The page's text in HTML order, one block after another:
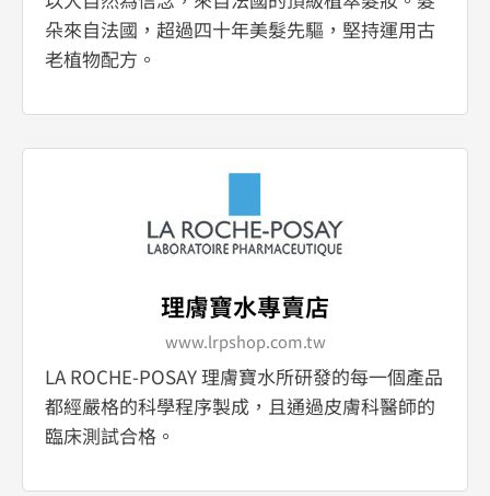
朵來自法國，超過四十年美髮先驅，堅持運用古
老植物配方。
理膚寶水專賣店
www.lrpshop.com.tw
LA ROCHE-POSAY 理膚寶水所研發的每一個產品
都經嚴格的科學程序製成，且通過皮膚科醫師的
臨床測試合格。